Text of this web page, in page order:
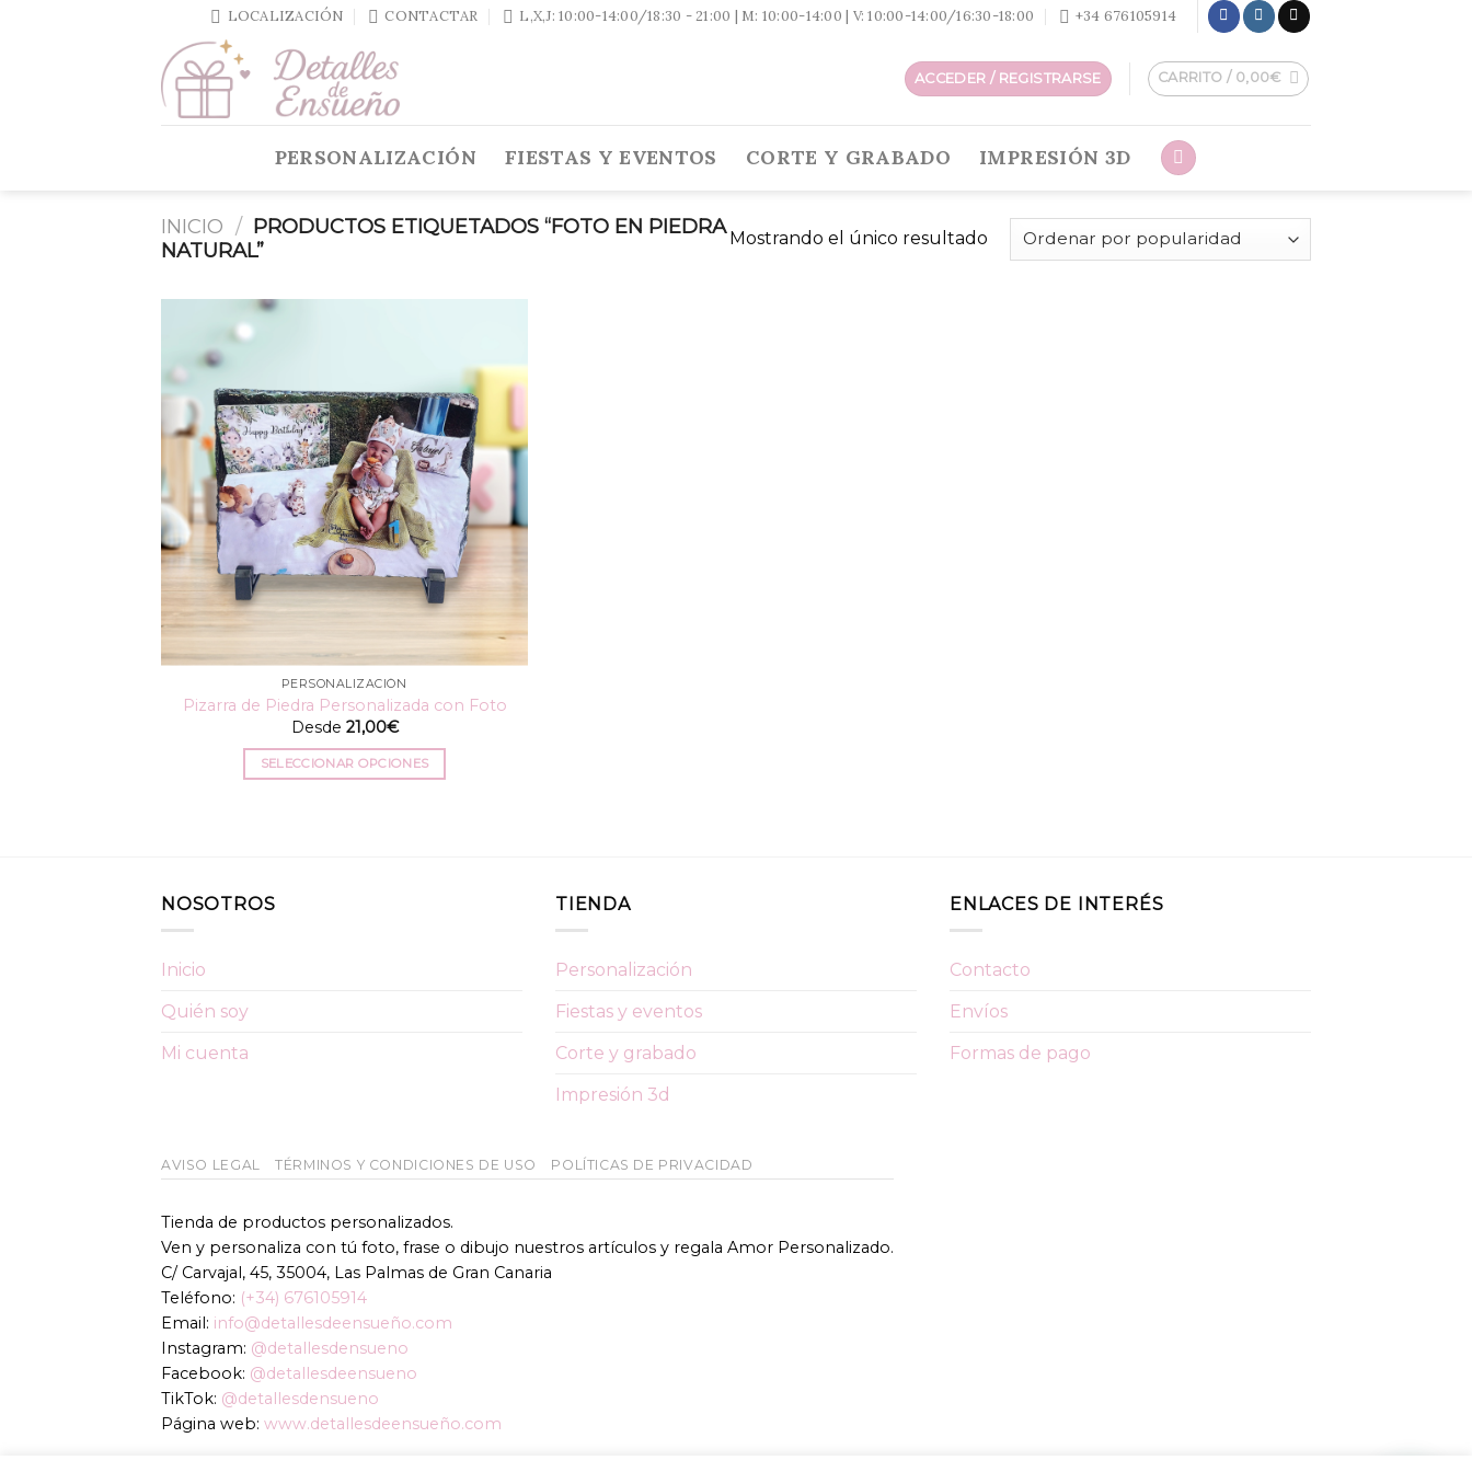
LOCALIZACIÓN CONTACTAR L,X,J: 10:00-14:00/18:30 - 21:00 | M: 10:00-14:00 | V: 10:00-14:00/16:30-18:00 +34 676105914
ACCEDER / REGISTRARSE CARRITO / 0,00€
PERSONALIZACIÓN FIESTAS Y EVENTOS CORTE Y GRABADO IMPRESIÓN 3D
INICIO / PRODUCTOS ETIQUETADOS “FOTO EN PIEDRA
NATURAL”
Mostrando el único resultado
PERSONALIZACIÓN
Pizarra de Piedra Personalizada con Foto
Desde 21,00€
SELECCIONAR OPCIONES
NOSOTROS
Inicio
Quién soy
Mi cuenta
TIENDA
Personalización
Fiestas y eventos
Corte y grabado
Impresión 3d
ENLACES DE INTERÉS
Contacto
Envíos
Formas de pago
AVISO LEGAL TÉRMINOS Y CONDICIONES DE USO POLÍTICAS DE PRIVACIDAD
Tienda de productos personalizados.
Ven y personaliza con tú foto, frase o dibujo nuestros artículos y regala Amor Personalizado.
C/ Carvajal, 45, 35004, Las Palmas de Gran Canaria
Teléfono: (+34) 676105914
Email: info@detallesdeensueño.com
Instagram: @detallesdensueno
Facebook: @detallesdeensueno
TikTok: @detallesdensueno
Página web: www.detallesdeensueño.com